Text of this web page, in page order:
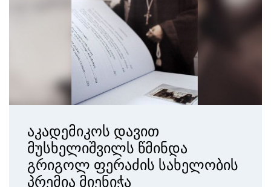
აკადემიკოს დავით
მუსხელიშვილს წმინდა
გრიგოლ ფერაძის სახელობის
პრემია მიენიჭა